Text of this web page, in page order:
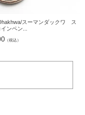
スーマンダックワ ス
ンペン...
（税込）